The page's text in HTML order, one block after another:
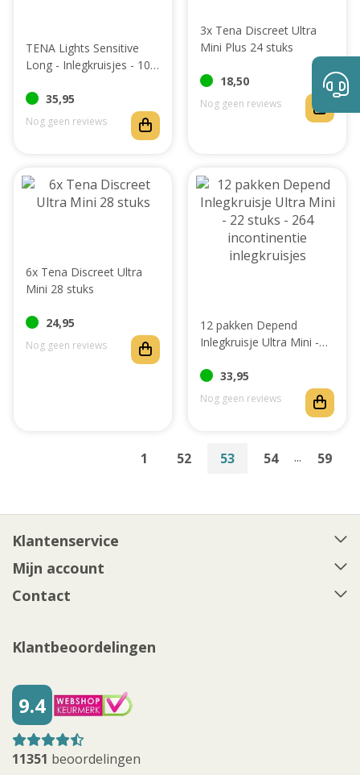
TENA Lights Sensitive
Long - Inlegkruisjes - 10
35,95
Nog geen reviews
3x Tena Discreet Ultra
Mini Plus 24 stuks
18,50
Nog geen reviews
6x Tena Discreet Ultra
Mini 28 stuks
24,95
Nog geen reviews
12 pakken Depend
Inlegkruisje Ultra Mini -
incontinentie inlegkruisjes
33,95
Nog geen reviews
1 52 53 54 ... 59
Klantenservice
Mijn account
Contact
Klantbeoordelingen
9.4
11351 beoordelingen